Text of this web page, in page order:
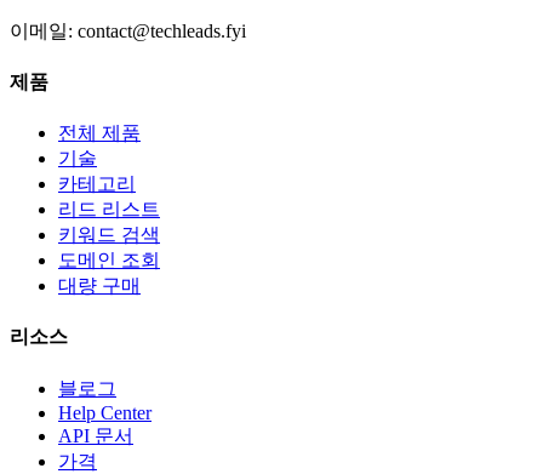
이메일: contact@techleads.fyi
제품
전체 제품
기술
카테고리
리드 리스트
키워드 검색
도메인 조회
대량 구매
리소스
블로그
Help Center
API 문서
가격